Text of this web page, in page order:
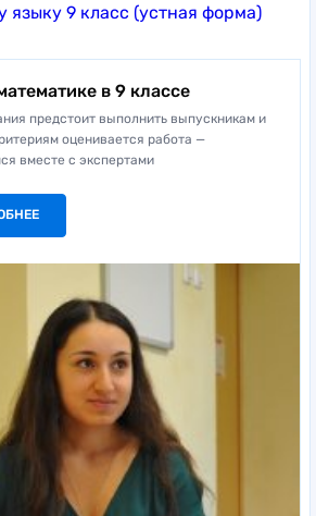
языку 9 класс (устная форма)
в 9 классе
предстоит выполнить выпускникам и
оценивается работа —
вместе с экспертами